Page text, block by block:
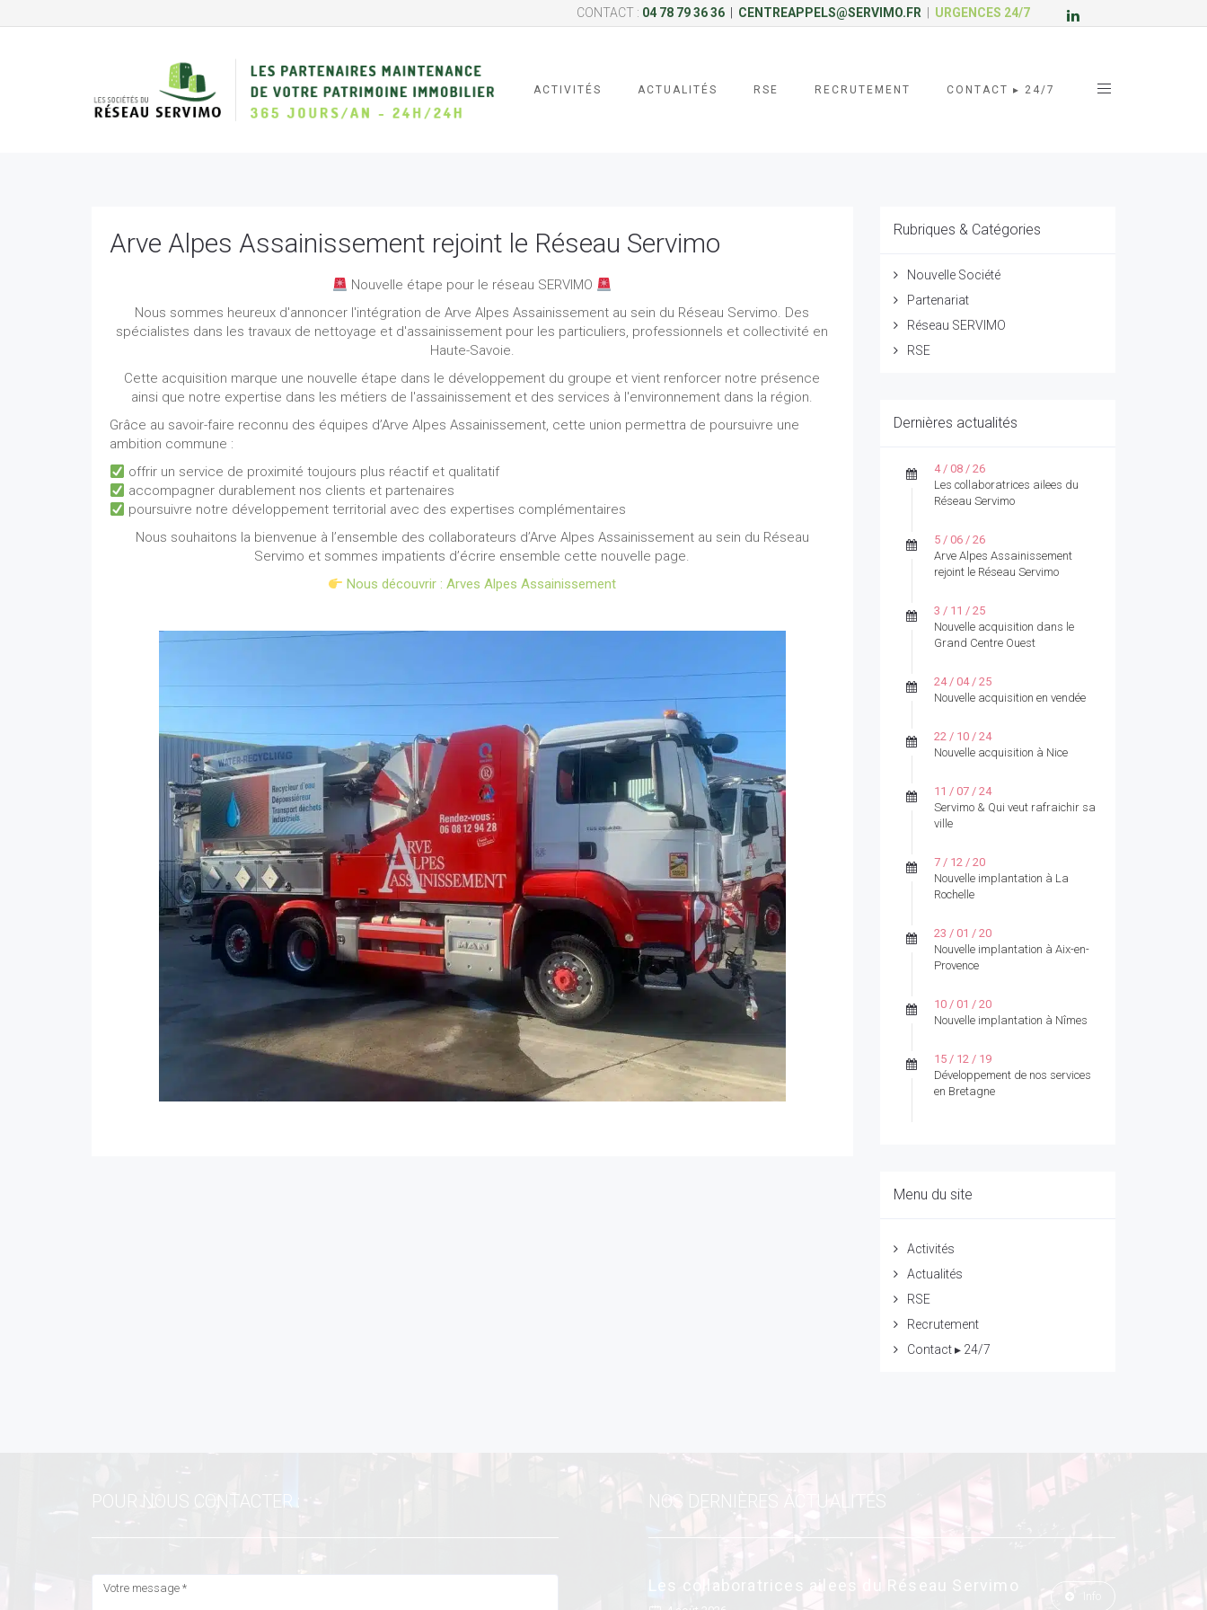
CONTACT : 04 78 79 36 36 CENTREAPPELS@SERVIMO.FR URGENCES 24/7
ACTIVITÉS ACTUALITÉS RSE RECRUTEMENT CONTACT ▸ 24/7
Arve Alpes Assainissement rejoint le Réseau Servimo
Nouvelle étape pour le réseau SERVIMO
Nous sommes heureux d'annoncer l'intégration de Arve Alpes Assainissement au sein du Réseau Servimo. Des
spécialistes dans les travaux de nettoyage et d'assainissement pour les particuliers, professionnels et collectivité en
Haute-Savoie.
Cette acquisition marque une nouvelle étape dans le développement du groupe et vient renforcer notre présence
ainsi que notre expertise dans les métiers de l'assainissement et des services à l'environnement dans la région.
Grâce au savoir-faire reconnu des équipes d’Arve Alpes Assainissement, cette union permettra de poursuivre une
ambition commune :
offrir un service de proximité toujours plus réactif et qualitatif
accompagner durablement nos clients et partenaires
poursuivre notre développement territorial avec des expertises complémentaires
Nous souhaitons la bienvenue à l’ensemble des collaborateurs d’Arve Alpes Assainissement au sein du Réseau
Servimo et sommes impatients d’écrire ensemble cette nouvelle page.
Nous découvrir : Arves Alpes Assainissement
Rubriques & Catégories
Nouvelle Société
Partenariat
Réseau SERVIMO
RSE
Dernières actualités
4 / 08 / 26
Les collaboratrices ailees du
Réseau Servimo
5 / 06 / 26
Arve Alpes Assainissement
rejoint le Réseau Servimo
3 / 11 / 25
Nouvelle acquisition dans le
Grand Centre Ouest
24 / 04 / 25
Nouvelle acquisition en vendée
22 / 10 / 24
Nouvelle acquisition à Nice
11 / 07 / 24
Servimo & Qui veut rafraichir sa
ville
7 / 12 / 20
Nouvelle implantation à La
Rochelle
23 / 01 / 20
Nouvelle implantation à Aix-en-
Provence
10 / 01 / 20
Nouvelle implantation à Nîmes
15 / 12 / 19
Développement de nos services
en Bretagne
Menu du site
Activités
Actualités
RSE
Recrutement
Contact ▸ 24/7